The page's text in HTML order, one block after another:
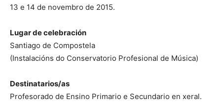
13 e 14 de novembro de 2015.
Lugar de celebración
Santiago de Compostela
(Instalacións do Conservatorio Profesional de Música)
Destinatarios/as
Profesorado de Ensino Primario e Secundario en xeral.